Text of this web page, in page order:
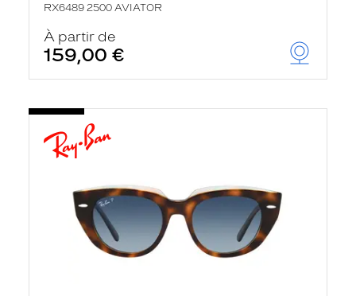
RX6489 2500 AVIATOR
À partir de
159,00 €